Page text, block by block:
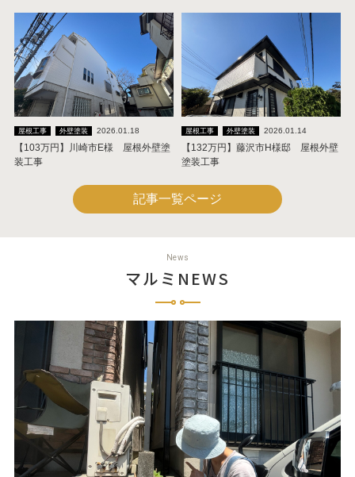
屋根工事 外壁塗装 2026.01.18
【103万円】川崎市E様 屋根外壁塗
装工事
屋根工事 外壁塗装 2026.01.14
【132万円】藤沢市H様邸 屋根外壁
塗装工事
記事一覧ページ
News
マルミNEWS